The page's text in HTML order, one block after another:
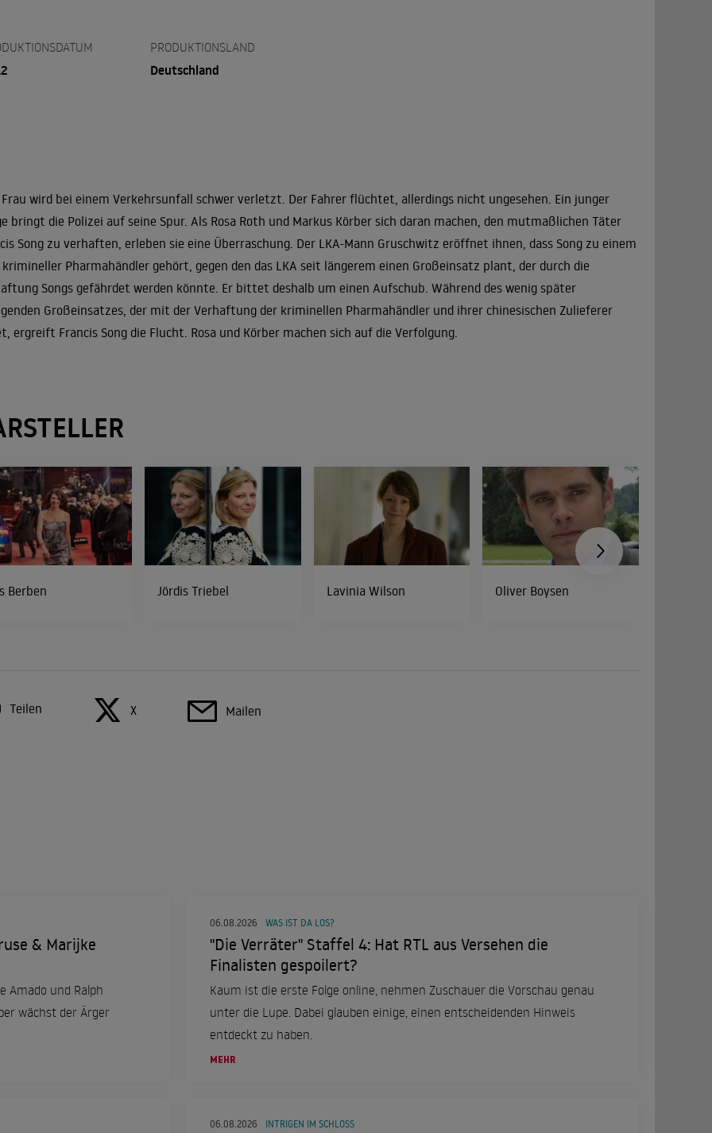
PRODUKTIONSLAND
Deutschland
Frau wird bei einem Verkehrsunfall schwer verletzt. Der Fahrer flüchtet, allerdings nicht ungesehen. Ein junger
bringt die Polizei auf seine Spur. Als Rosa Roth und Markus Körber sich daran machen, den mutmaßlichen Täter
Song zu verhaften, erleben sie eine Überraschung. Der LKA-Mann Gruschwitz eröffnet ihnen, dass Song zu einem
krimineller Pharmahändler gehört, gegen den das LKA seit längerem einen Großeinsatz plant, der durch die
Songs gefährdet werden könnte. Er bittet deshalb um einen Aufschub. Während des wenig später
Großeinsatzes, der mit der Verhaftung der kriminellen Pharmahändler und ihrer chinesischen Zulieferer
ergreift Francis Song die Flucht. Rosa und Körber machen sich auf die Verfolgung.
Berben Jördis Triebel Lavinia Wilson Oliver Boysen
Teilen X Mailen
& Marijke
Amado und Ralph
wächst der Ärger
06.08.2026 WAS IST DA LOS?
"Die Verräter" Staffel 4: Hat RTL aus Versehen die
Finalisten gespoilert?
Kaum ist die erste Folge online, nehmen Zuschauer die Vorschau genau
unter die Lupe. Dabei glauben einige, einen entscheidenden Hinweis
entdeckt zu haben.
MEHR
06.08.2026 INTRIGEN IM SCHLOSS